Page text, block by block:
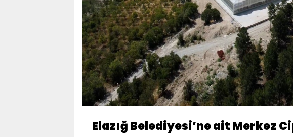
Elazığ Belediyesi’ne ait Merkez